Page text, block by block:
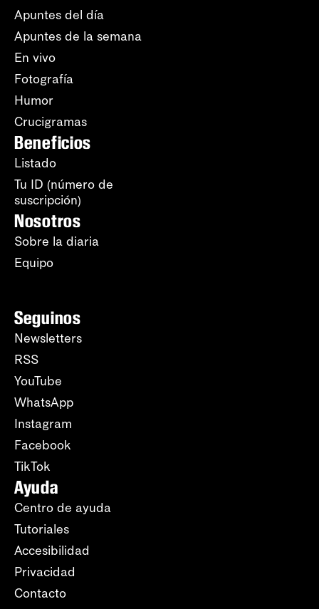
Apuntes del día
Apuntes de la semana
En vivo
Fotografía
Humor
Crucigramas
Beneficios
Listado
Tu ID (número de
suscripción)
Nosotros
Sobre la diaria
Equipo
Seguinos
Newsletters
RSS
YouTube
WhatsApp
Instagram
Facebook
TikTok
Ayuda
Centro de ayuda
Tutoriales
Accesibilidad
Privacidad
Contacto